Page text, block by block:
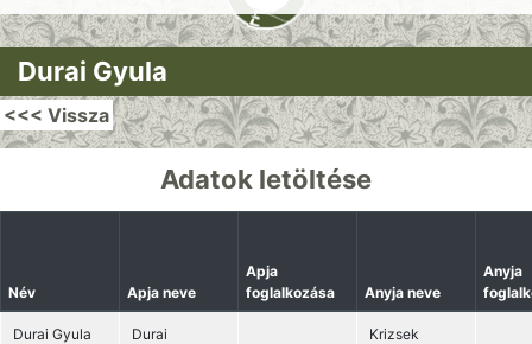
Durai Gyula
<<< Vissza
Adatok letöltése
Név Apja neve
Apja
foglalkozása
Anyja neve
Anyja
Durai Gyula
Durai
Krizsek